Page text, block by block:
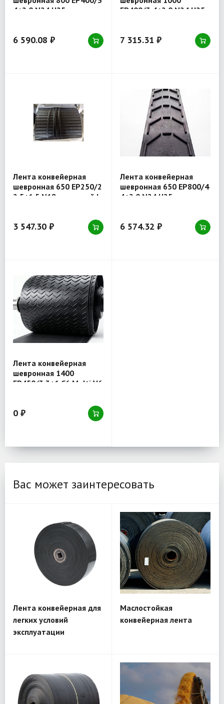
4+2.0 N24 U25
6 590.08 ₽
EP400/3 4+2.0 N24 U25
7 315.31 ₽
Лента конвейерная
шевронная 650 EP250/2
2.5+1.5 N18 закрытый I
3 547.30 ₽
Лента конвейерная
шевронная 650 EP800/4
4+2.0 N24 U25
6 574.32 ₽
Лента конвейерная
шевронная 1400
EP450/3 3+1 C6 Multi V6
0 ₽
Вас может заинтересовать
Лента конвейерная для
легких условий
эксплуатации
Маслостойкая
конвейерная лента